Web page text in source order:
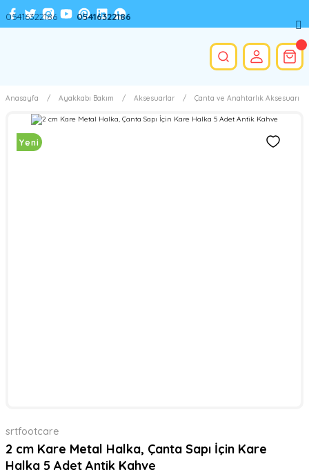
Anasayfa Ayakkabı Bakım Aksesuarlar Çanta ve Anahtarlık Aksesuarı
Yeni
srtfootcare
2 cm Kare Metal Halka, Çanta Sapı İçin Kare
Halka 5 Adet Antik Kahve
05416322186 05416322186